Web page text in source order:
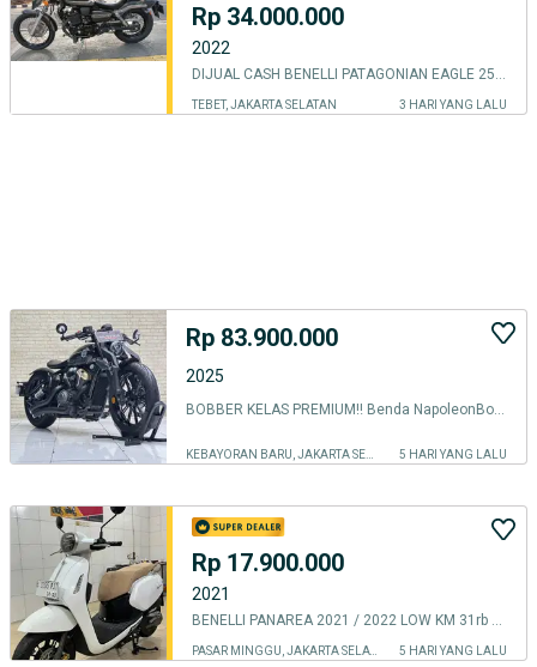
Rp 34.000.000
2022
DIJUAL CASH BENELLI PATAGONIAN EAGLE 250 EFI THN 2022 PJK ON
TEBET, JAKARTA SELATAN 3 HARI YANG LALU
Rp 83.900.000
2025
BOBBER KELAS PREMIUM‼️ Benda NapoleonBob 250 2025 Plat B
5 HARI YANG LALU
Rp 17.900.000
2021
BENELLI PANAREA 2021 / 2022 LOW KM 31rb PJK PNJNG 07-27 GRESS FULL ORI
PASAR MINGGU, JAKARTA SELATAN 5 HARI YANG LALU